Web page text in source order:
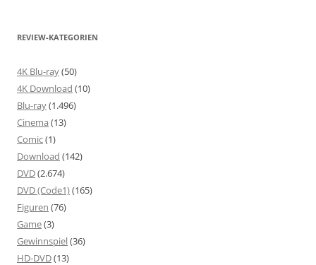
REVIEW-KATEGORIEN
4K Blu-ray(50)
4K Download (10)
Blu-ray(1.496)
Cinema (13)
Comic(1)
Download (142)
DVD(2.674)
DVD (Code1)(165)
Figuren (76)
Game(3)
Gewinnspiel(36)
HD-DVD(13)